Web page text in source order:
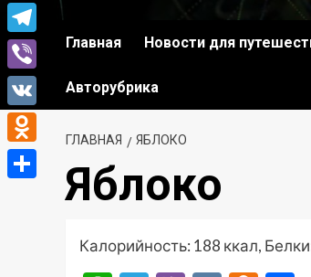
Главная Новости для
Авторубрика
ГЛАВНАЯ ЯБЛОКО
Яблоко
Калорийность: 188 ккал,
WhatsApp
Telegram
Viber
VK
Odnoklassniki
Отправить